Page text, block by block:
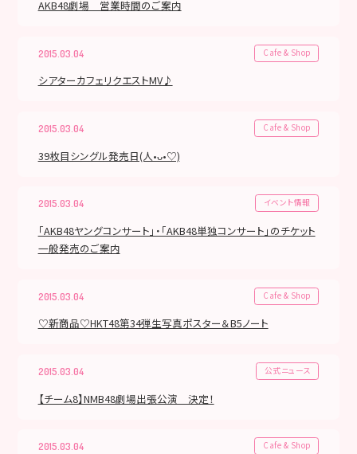
AKB48劇場 営業時間のご案内
2015.03.04 Cafe & Shop
シアターカフェリクエストMV♪
2015.03.04 Cafe & Shop
39枚目シングル発売日(人•ᴗ•♡)
2015.03.04 イベント情報
「AKB48ヤングコンサート」・「AKB48単独コンサート」のチケット
一般発売のご案内
2015.03.04 Cafe & Shop
♡新商品♡HKT48第34弾生写真ポスター＆B5ノート
2015.03.04 公式ニュース
【チーム8】NMB48劇場出張公演 決定！
2015.03.04 Cafe & Shop